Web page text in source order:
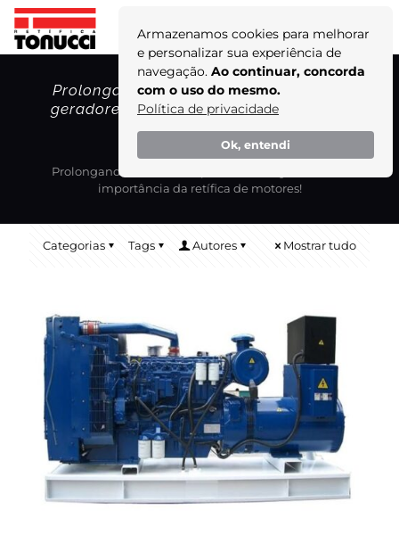
Armazenamos cookies para melhorar
e personalizar sua experiência de
navegação. Ao continuar, concorda
com o uso do mesmo.
Política de privacidade
Ok, entendi
Prolongando a vida útil e potência dos
geradores: a importância da retífica de
motores!
Home
Prolongando a vida útil e potência dos geradores: a
importância da retífica de motores!
Categorias Tags Autores Mostrar tudo